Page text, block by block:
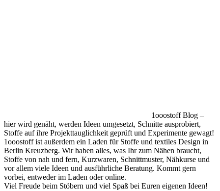
1ooostoff Blog –
hier wird genäht, werden Ideen umgesetzt, Schnitte ausprobiert,
Stoffe auf ihre Projekttauglichkeit geprüft und Experimente gewagt!
1ooostoff ist außerdem ein Laden für Stoffe und textiles Design in
Berlin Kreuzberg. Wir haben alles, was Ihr zum Nähen braucht,
Stoffe von nah und fern, Kurzwaren, Schnittmuster, Nähkurse und
vor allem viele Ideen und ausführliche Beratung. Kommt gern
vorbei, entweder im Laden oder online.
Viel Freude beim Stöbern und viel Spaß bei Euren eigenen Ideen!